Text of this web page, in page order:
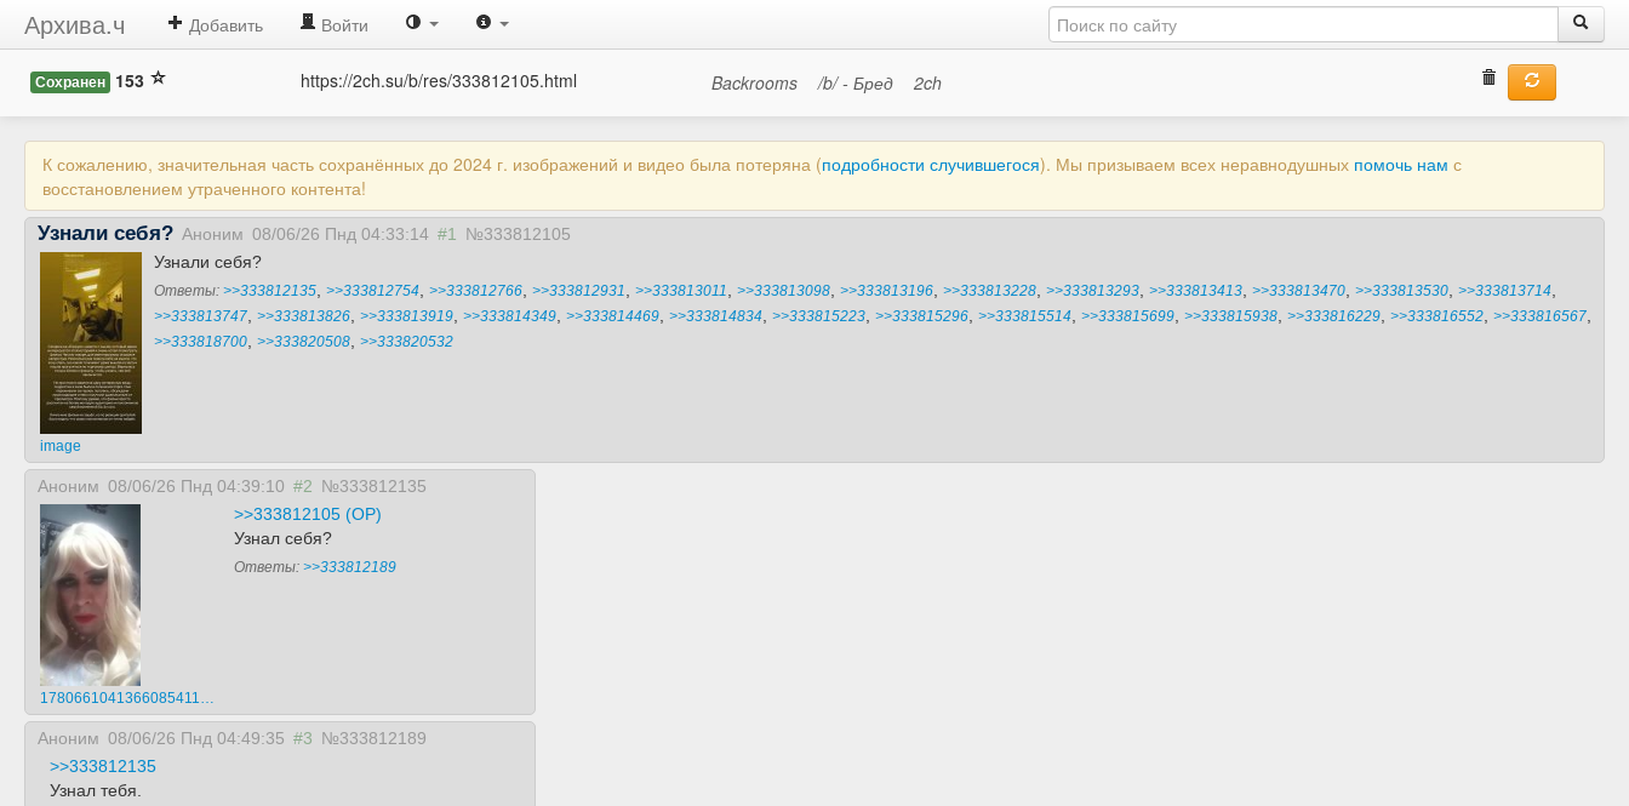
Архива.ч Добавить Войти
Сохранен 153 https://2ch.su/b/res/333812105.html Backrooms /b/ - Бред 2ch
К сожалению, значительная часть сохранённых до 2024 г. изображений и видео была потеряна (подробности случившегося). Мы призываем всех неравнодушных помочь нам с
восстановлением утраченного контента!
Узнали себя? Аноним 08/06/26 Пнд 04:33:14 #1 №333812105
image
Узнали себя?
Ответы: >>333812135 >>333812754 >>333812766 >>333812931 >>333813011 >>333813098 >>333813196 >>333813228 >>333813293 >>333813413 >>333813470 >>333813530 >>333813714
>>333813747 >>333813826 >>333813919 >>333814349 >>333814469 >>333814834 >>333815223 >>333815296 >>333815514 >>333815699 >>333815938 >>333816229 >>333816552 >>333816567
>>333818700 >>333820508 >>333820532
Аноним 08/06/26 Пнд 04:39:10 #2 №333812135
17806610413660854112.mp4
>>333812105 (OP)
Узнал себя?
Ответы: >>333812189
Аноним 08/06/26 Пнд 04:49:35 #3 №333812189
>>333812135
Узнал тебя.